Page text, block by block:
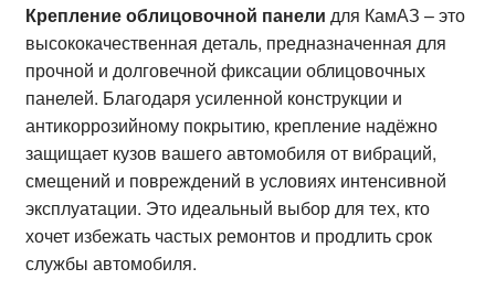
Крепление облицовочной панели для КамАЗ – это
высококачественная деталь, предназначенная для
прочной и долговечной фиксации облицовочных
панелей. Благодаря усиленной конструкции и
антикоррозийному покрытию, крепление надёжно
защищает кузов вашего автомобиля от вибраций,
смещений и повреждений в условиях интенсивной
эксплуатации. Это идеальный выбор для тех, кто
хочет избежать частых ремонтов и продлить срок
службы автомобиля.